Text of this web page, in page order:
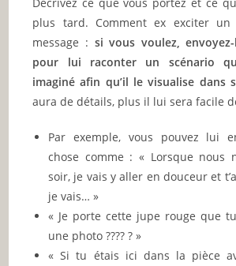
plus tard. Comment ex exciter
message : si vous voulez,
pour lui raconter un scénario
imaginé afin qu’il le visualise dans
aura de détails, plus il lui sera facile
Par exemple, vous pouvez lui
chose comme : « Lorsque nous
soir, je vais y aller en douceur et
je vais… »
« Je porte cette jupe rouge que
une photo ???? ? »
« Si tu étais ici dans la pièce